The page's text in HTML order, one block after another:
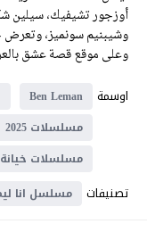
أوزجور تشيفيك، سيلين
وعلى موقع قصة عشق
اوسمة
Ben Leman
مسلسلات 2025
مسلسلات خيانة
تصنيفات مسلسل انا